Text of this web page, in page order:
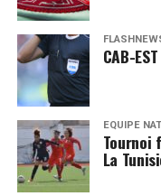
CAB-
EQUIPE
Tournoi
La